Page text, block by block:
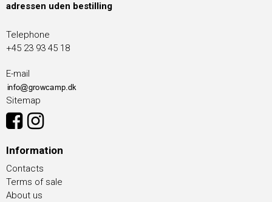
adressen uden bestilling
Telephone
+45 23 93 45 18
E-mail
Sitemap
Information
Contacts
Terms of sale
About us